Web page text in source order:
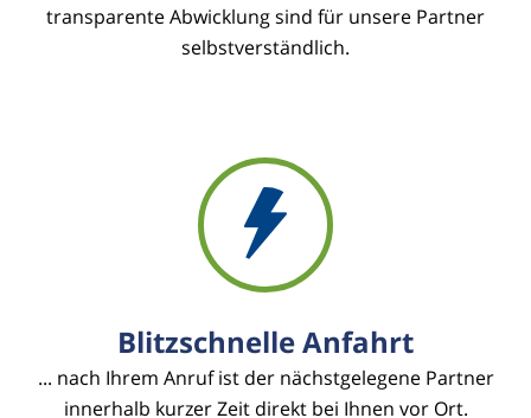
transparente Abwicklung sind für unsere Partner
selbstverständlich.
Blitzschnelle Anfahrt
... nach Ihrem Anruf ist der nächstgelegene Partner
innerhalb kurzer Zeit direkt bei Ihnen vor Ort.